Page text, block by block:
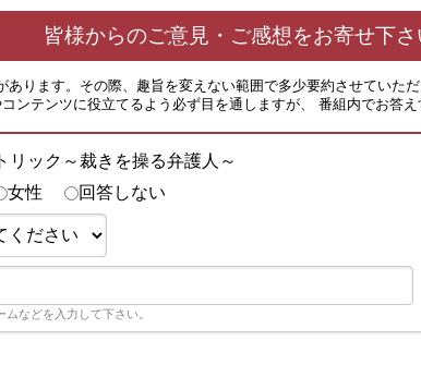
皆様からのご意見・ご感想をお寄せ下
あります。その際、趣旨を変えない範囲で多少要約させていた
ンテンツに役立てるよう必ず目を通しますが、 番組内でお答
リック～裁きを操る弁護人～
女性 回答しない
などを入力して下さい。